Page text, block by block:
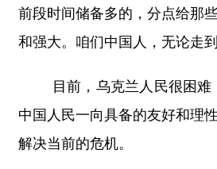
前段时间储备多的，分点给那
和强大。咱们中国人，无论走
目前，乌克兰人民很困
中国人民一向具备的友好和理
解决当前的危机。